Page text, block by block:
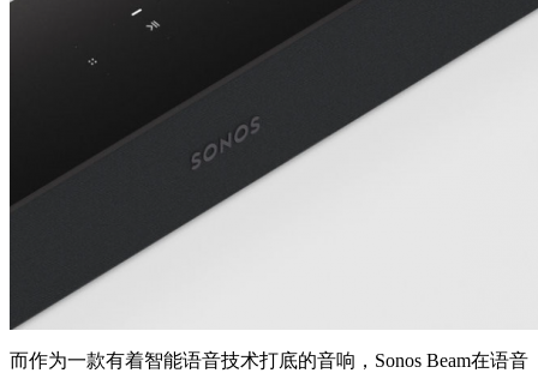
而作为一款有着智能语音技术打底的音响，Sonos Beam在语音